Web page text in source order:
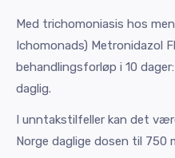
Med trichomoniasis hos
Ichomonads) Metronidazol
behandlingsforløp i 10
daglig.
I unntakstilfeller kan det
Norge daglige dosen til 750